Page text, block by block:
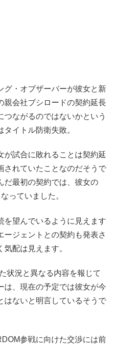
グ・オブザーバーが彼女と新
親会社ブシロードの契約延長
つながるのではないかという
イトル防衛失敗。
が試合に敗れることは契約延
されていたことなのだそうで
だ最初の契約では、彼女の
っていました。
を望んでいるように見えます
ージェントとの契約も発表さ
配は見えます。
状況と異なる内容を報じて
は、現在の予定では彼女が今
はないと明言しているそうで
参戦に向けた交渉には前